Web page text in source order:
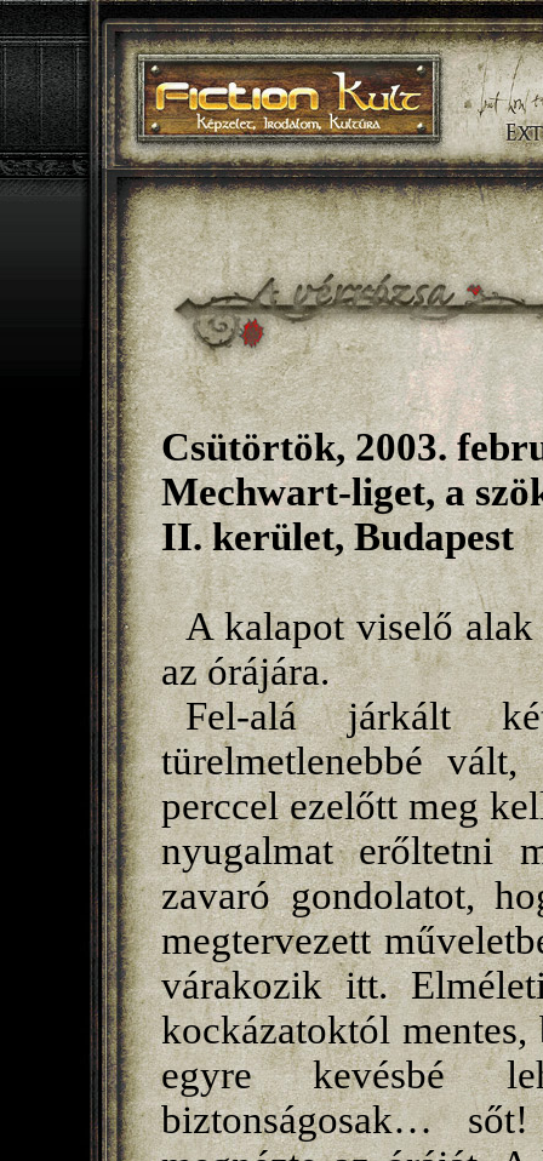
Csütörtök, 2003.
Mechwart-liget, a
II. kerület, Budapest
A kalapot viselő alak
az órájára.
Fel-alá járkált
türelmetlenebbé
perccel ezelőtt meg
nyugalmat erőltetni
zavaró gondolatot,
megtervezett
várakozik itt.
kockázatoktól
egyre kevésbé
biztonságosak…